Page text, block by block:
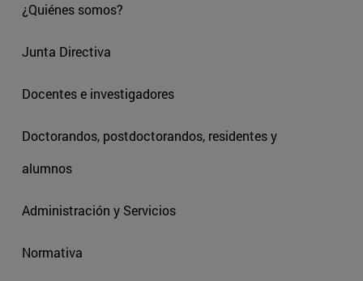
¿Quiénes somos?
Junta Directiva
Docentes e investigadores
Doctorandos, postdoctorandos, residentes y
alumnos
Administración y Servicios
Normativa